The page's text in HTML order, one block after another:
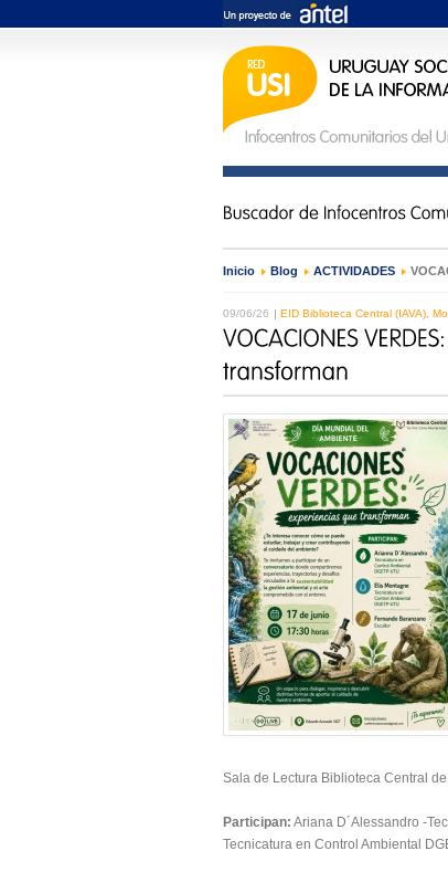
Inicio › Blog › ACTIVIDADES ›
09/06/26 EID Biblioteca Central (IAVA),
Sala de Lectura Biblioteca Central
Participan: Ariana D´Alessandro -
Tecnicatura en Control Ambiental